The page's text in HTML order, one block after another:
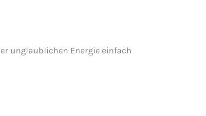
unglaublichen Energie einfach